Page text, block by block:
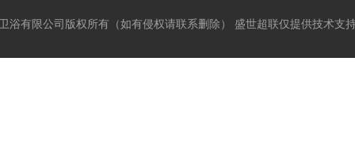
浴有限公司版权所有（如有侵权请联系删除） 盛世超联仅提供技术